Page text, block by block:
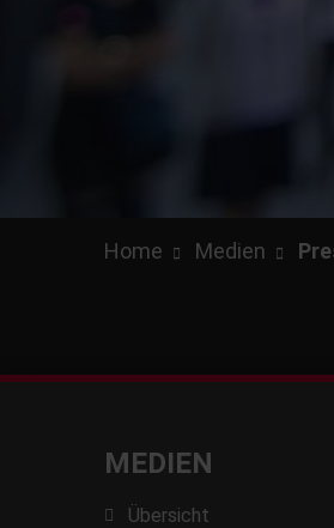
Home Medien
MEDIEN
Übersicht